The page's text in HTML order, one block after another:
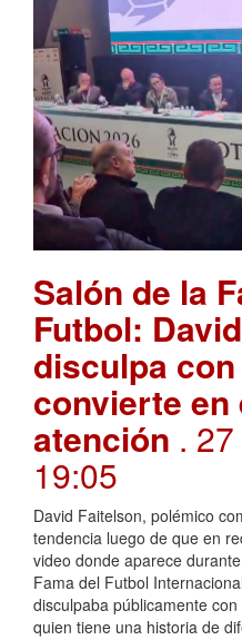
Salón de la
Futbol:
disculpa
convierte en
atención .
19:05
David Faitelson, polémico
tendencia luego de que en
video donde aparece
Fama del Futbol
disculpaba públicamente
quien tiene una historia de